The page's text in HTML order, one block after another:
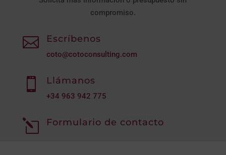
compromiso.
 Escríbenos
coto@cotoconsulting.com
 Llámanos
+34 963 942 775
l Formulario de contacto